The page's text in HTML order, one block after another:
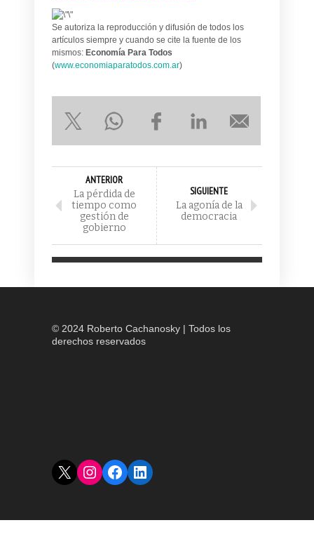
Se autoriza la reproducción y difusión de todos los
artículos siempre y cuando se cite la fuente de los
mismos: Economía Para Todos
(www.economiaparatodos.com.ar)
ANTERIOR
La pérdida de
tiempo como
gestión de
gobierno
SIGUIENTE
La agonía de la
democracia
© 2024 Roberto Cachanosky | Todos los
derechos reservados
X Instagram
Facebook
LinkedIn